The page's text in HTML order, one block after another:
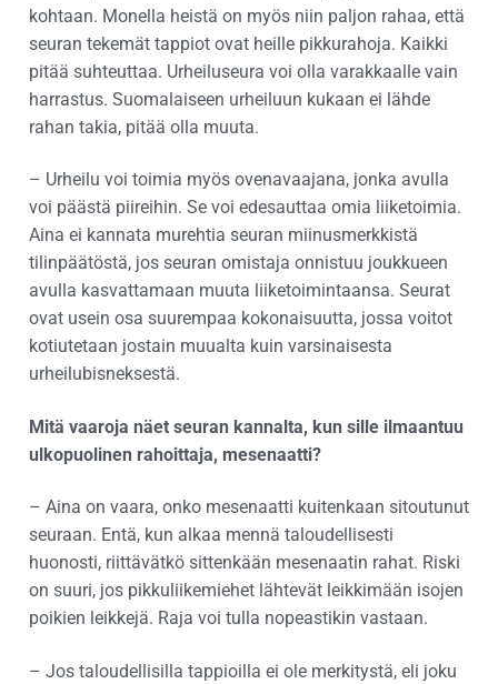
kohtaan. Monella heistä on myös niin paljon rahaa, että
seuran tekemät tappiot ovat heille pikkurahoja. Kaikki
pitää suhteuttaa. Urheiluseura voi olla varakkaalle vain
harrastus. Suomalaiseen urheiluun kukaan ei lähde
rahan takia, pitää olla muuta.
– Urheilu voi toimia myös ovenavaajana, jonka avulla
voi päästä piireihin. Se voi edesauttaa omia liiketoimia.
Aina ei kannata murehtia seuran miinusmerkkistä
tilinpäätöstä, jos seuran omistaja onnistuu joukkueen
avulla kasvattamaan muuta liiketoimintaansa. Seurat
ovat usein osa suurempaa kokonaisuutta, jossa voitot
kotiutetaan jostain muualta kuin varsinaisesta
urheilubisneksestä.
Mitä vaaroja näet seuran kannalta, kun sille ilmaantuu
ulkopuolinen rahoittaja, mesenaatti?
– Aina on vaara, onko mesenaatti kuitenkaan sitoutunut
seuraan. Entä, kun alkaa mennä taloudellisesti
huonosti, riittävätkö sittenkään mesenaatin rahat. Riski
on suuri, jos pikkuliikemiehet lähtevät leikkimään isojen
poikien leikkejä. Raja voi tulla nopeastikin vastaan.
– Jos taloudellisilla tappioilla ei ole merkitystä, eli joku